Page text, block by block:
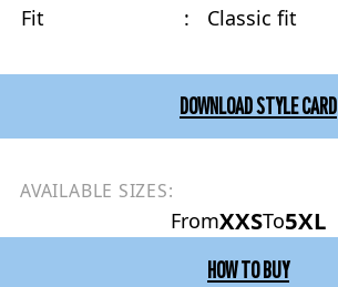
Fit
: Classic fit
DOWNLOAD STYLE CARD
AVAILABLE SIZES:
FromXXSTo5XL
HOW TO BUY